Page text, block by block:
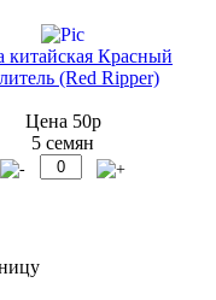
китайская Красный
(Red Ripper)
Цена 50р
5 семян